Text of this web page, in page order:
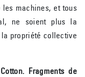
machines, et tous
ne soient plus la
propriété collective
Fragments de